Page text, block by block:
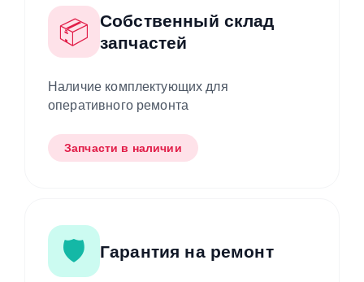
📦
Собственный склад
запчастей
Наличие комплектующих для
оперативного ремонта
Запчасти в наличии
🛡️ Гарантия на ремонт